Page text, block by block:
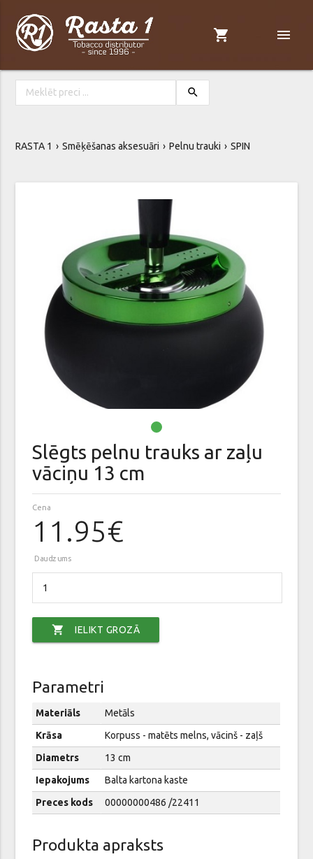
shopping_cart menu
search
RASTA 1 Smēķēšanas aksesuāri Pelnu trauki SPIN
Slēgts pelnu trauks ar zaļu
vāciņu 13 cm
Cena
11.95€
Daudzums
shopping_cart IELIKT GROZĀ
Parametri
Materiāls
Metāls
Krāsa
Korpuss - matēts melns, vācinš - zaļš
Diametrs
13 cm
Iepakojums
Balta kartona kaste
Preces kods
00000000486 /22411
Produkta apraksts